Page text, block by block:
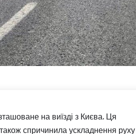
на виїзді з Києва. Ця
спричинила ускладнення руху